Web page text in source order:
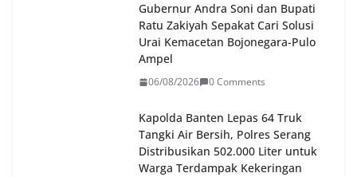
Gubernur Andra Soni dan Bupati
Ratu Zakiyah Sepakat Cari Solusi
Urai Kemacetan Bojonegara-Pulo
Ampel
06/08/2026 0 Comments
Kapolda Banten Lepas 64 Truk
Tangki Air Bersih, Polres Serang
Distribusikan 502.000 Liter untuk
Warga Terdampak Kekeringan